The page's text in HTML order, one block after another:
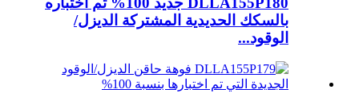
بالسكك الحديدية المشتركة الديزل/
الوقود...